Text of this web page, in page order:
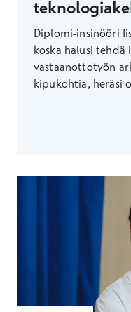
Diplomi-insinööri
koska halusi tehdä
vastaanottotyön
kipukohtia, heräsi
ulkopuolella. Näin